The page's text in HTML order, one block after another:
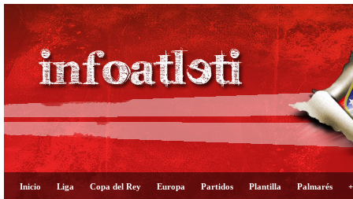
Inicio Liga Copa del Rey Europa Partidos Plantilla Palmarés